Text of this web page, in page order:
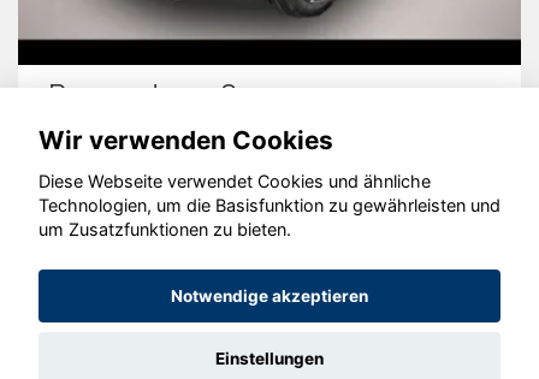
Peugeot 3008
© konjunkturmotor.de GmbH 2020 - 2026
Wir verwenden Cookies
Diese Webseite verwendet Cookies und ähnliche
Technologien, um die Basisfunktion zu gewährleisten und
um Zusatzfunktionen zu bieten.
Notwendige akzeptieren
Einstellungen